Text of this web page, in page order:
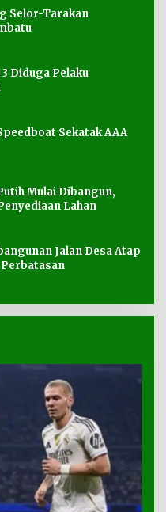
Selor-Tarakan
Diduga Pelaku
Sekatak AAA
Mulai Dibangun,
Lahan
Jalan Desa Atap
Perbatasan